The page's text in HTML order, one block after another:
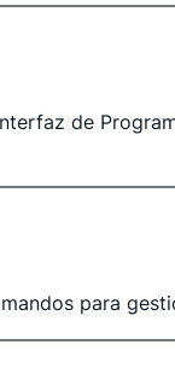
de
para